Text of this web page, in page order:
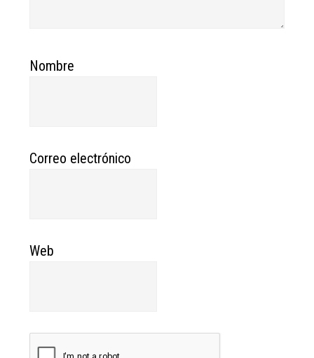
Nombre
Correo electrónico
Web